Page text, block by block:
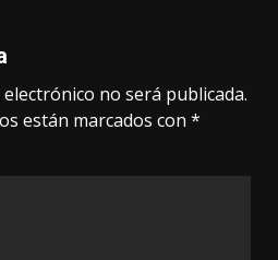
no será publicada.
están marcados con *